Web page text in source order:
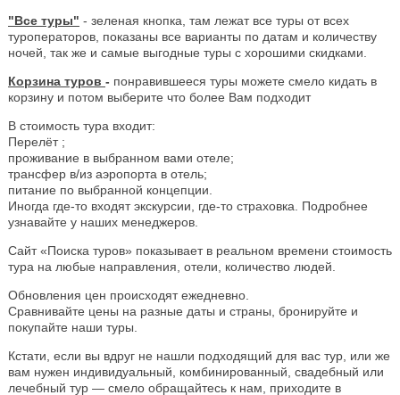
"Все туры" - зеленая кнопка, там лежат все туры от всех
туроператоров, показаны все варианты по датам и количеству
ночей, так же и самые выгодные туры с хорошими скидками.
Корзина туров - понравившееся туры можете смело кидать в
корзину и потом выберите что более Вам подходит
В стоимость тура входит:
Перелёт ;
проживание в выбранном вами отеле;
трансфер в/из аэропорта в отель;
питание по выбранной концепции.
Иногда где-то входят экскурсии, где-то страховка. Подробнее
узнавайте у наших менеджеров.
Сайт «Поиска туров» показывает в реальном времени стоимость
тура на любые направления, отели, количество людей.
Обновления цен происходят ежедневно.
Сравнивайте цены на разные даты и страны, бронируйте и
покупайте наши туры.
Кстати, если вы вдруг не нашли подходящий для вас тур, или же
вам нужен индивидуальный, комбинированный, свадебный или
лечебный тур — смело обращайтесь к нам, приходите в